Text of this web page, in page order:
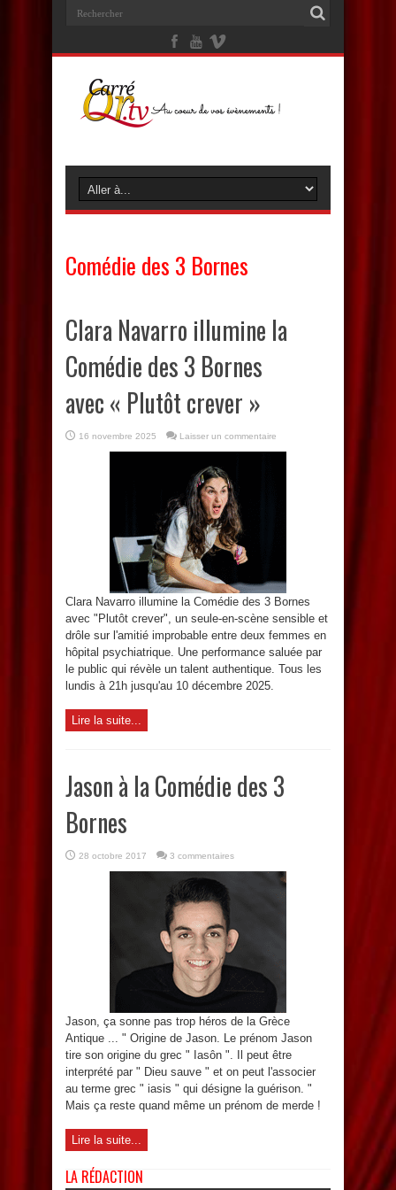
Comédie des 3 Bornes
Clara Navarro illumine la
Comédie des 3 Bornes
avec « Plutôt crever »
16 novembre 2025 Laisser un commentaire
Clara Navarro illumine la Comédie des 3 Bornes
avec "Plutôt crever", un seule-en-scène sensible et
drôle sur l'amitié improbable entre deux femmes en
hôpital psychiatrique. Une performance saluée par
le public qui révèle un talent authentique. Tous les
lundis à 21h jusqu'au 10 décembre 2025.
Lire la suite...
Jason à la Comédie des 3
Bornes
28 octobre 2017 3 commentaires
Jason, ça sonne pas trop héros de la Grèce
Antique ... " Origine de Jason. Le prénom Jason
tire son origine du grec " Iasôn ". Il peut être
interprété par " Dieu sauve " et on peut l'associer
au terme grec " iasis " qui désigne la guérison. "
Mais ça reste quand même un prénom de merde !
Lire la suite...
LA RÉDACTION